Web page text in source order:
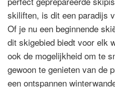
skiliften, is dit een paradijs
Of je nu een beginnende
dit skigebied biedt voor elk
ook de mogelijkheid om te
gewoon te genieten van de
een ontspannen